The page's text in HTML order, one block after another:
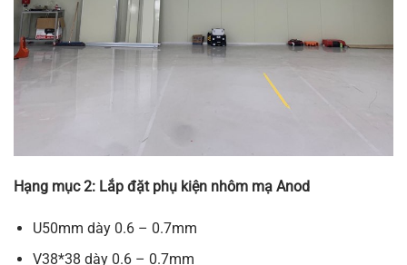
Hạng mục 2: Lắp đặt phụ kiện nhôm mạ Anod
U50mm dày 0.6 – 0.7mm
V38*38 dày 0.6 – 0.7mm